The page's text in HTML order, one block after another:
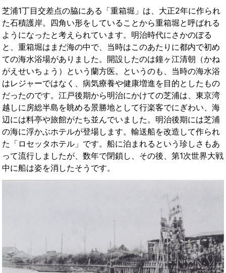
芝浦1丁目交差点の脇にある「重箱堀」は、大正2年に作られ
た石積護岸。四角い形をしていることから重箱堀と呼ばれる
ようになったと考えられています。明治時代にさかのぼる
と、重箱堀はまだ海の中で、当時はこのあたりに都内で初め
ての海水浴場がありました。開設したのは鐘ヶ江清朝（かね
がえせいちょう）という蘭方医。というのも、当時の海水浴
はレジャーではなく、病気療養や健康増進を目的としたもの
だったのです。江戸後期から明治にかけての芝浦は、東京湾
越しに房総半島を眺める景勝地として行楽客でにぎわい、海
辺には料亭や旅館がたち並んでいました。明治後期には芝浦
の海に浮かぶホテルが登場します。輸送船を改造して作られ
た「ロセッタホテル」です。船に泊まれるという珍しさもあ
って流行しましたが、数年で閉鎖し、その後、第1次世界大戦
中に船は姿を消したそうです。